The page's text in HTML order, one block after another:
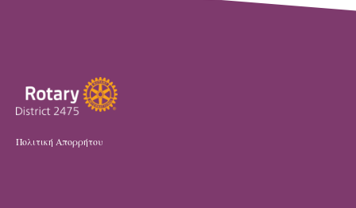
Πολιτική Απορρήτου